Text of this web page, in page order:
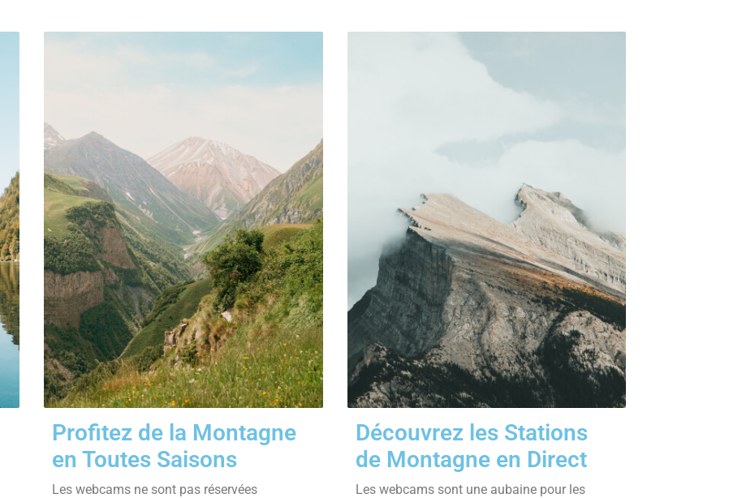
Profitez de la Montagne
en Toutes Saisons
Les webcams ne sont pas réservées
Découvrez les Stations
de Montagne en Direct
Les webcams sont une aubaine pour les